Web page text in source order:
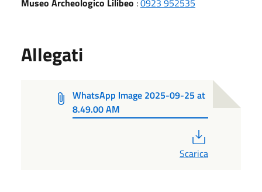
Allegati
WhatsApp Image 2025-09-25 at
8.49.00 AM
Scarica